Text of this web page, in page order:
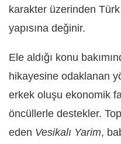
karakter üzerinden
yapısına değinir.
Ele aldığı konu
hikayesine odaklanan
erkek oluşu ekonomik
öncüllerle destekler.
eden Vesikalı Yarim,